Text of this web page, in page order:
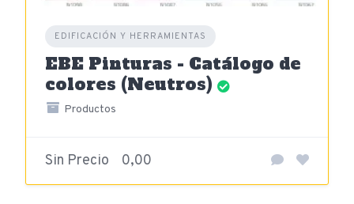
EDIFICACIÓN Y HERRAMIENTAS
EBE Pinturas - Catálogo de
colores (Neutros)
Productos
Sin Precio 0,00